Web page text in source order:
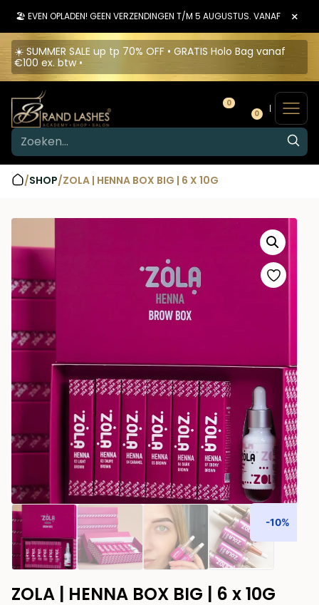
🏖️ EVEN OPLADEN! GEEN VERZENDINGEN T/M 5 AUGUSTUS. VANAF 6 ×
☀️ SUMMER SALE up tp 70% OFF • GRATIS Holo Bag vanaf
€100 ex. btw •
0
0
/SHOP/ZOLA | HENNA BOX BIG | 6 X 10G
-10%
ZOLA | HENNA BOX BIG | 6 x 10G